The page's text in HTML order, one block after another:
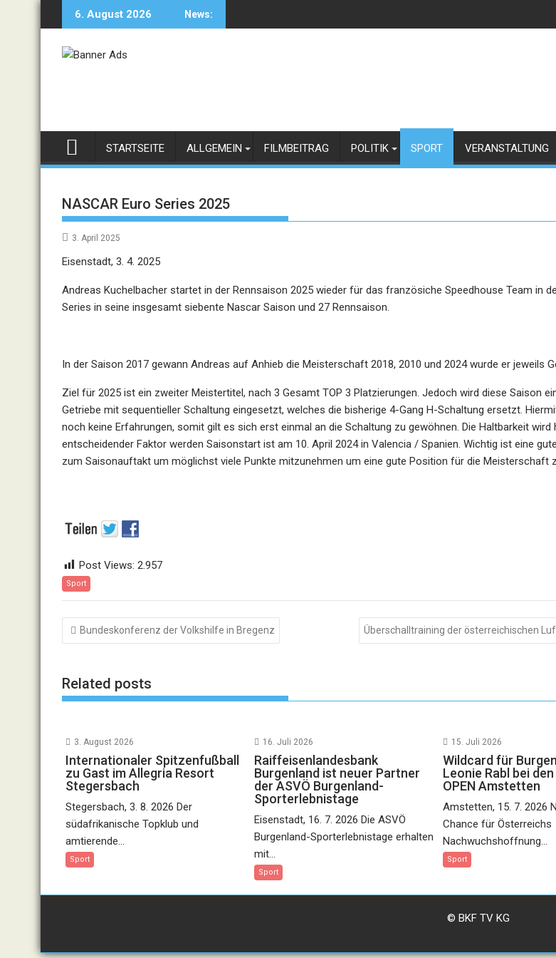
6. August 2026 News:
STARTSEITE ALLGEMEIN FILMBEITRAG POLITIK SPORT VERANSTALTUNG
NASCAR Euro Series 2025
3. April 2025
Eisenstadt, 3. 4. 2025
Andreas Kuchelbacher startet in der Rennsaison 2025 wieder für das französiche Speedhouse Team in
Series in seine insgesamt siebente Nascar Saison und 27 Rennsaison.
In der Saison 2017 gewann Andreas auf Anhieb die Meisterschaft 2018, 2010 und 2024 wurde er jeweils
Ziel für 2025 ist ein zweiter Meistertitel, nach 3 Gesamt TOP 3 Platzierungen. Jedoch wird diese Saison
Getriebe mit sequentieller Schaltung eingesetzt, welches die bisherige 4-Gang H-Schaltung ersetzt.
noch keine Erfahrungen, somit gilt es sich erst einmal an die Schaltung zu gewöhnen. Die Haltbarkeit wird
entscheidender Faktor werden Saisonstart ist am 10. April 2024 in Valencia / Spanien. Wichtig ist eine
zum Saisonauftakt um möglichst viele Punkte mitzunehmen um eine gute Position für die Meisterschaft
Post Views: 2.957
Sport
Beitragsnavigation
Bundeskonferenz der Volkshilfe in Bregenz Überschalltraining der österreichischen
Related posts
3. August 2026
Internationaler Spitzenfußball
zu Gast im Allegria Resort
Stegersbach
Stegersbach, 3. 8. 2026 Der
südafrikanische Topklub und
amtierende...
Sport
16. Juli 2026
Raiffeisenlandesbank
Burgenland ist neuer Partner
der ASVÖ Burgenland-
Sporterlebnistage
Eisenstadt, 16. 7. 2026 Die ASVÖ
Burgenland-Sporterlebnistage erhalten
mit...
Sport
15. Juli 2026
Wildcard für
Leonie Rabl bei den
OPEN Amstetten
Amstetten, 15. 7. 2026
Chance für Österreichs
Nachwuchshoffnung...
Sport
© BKF TV KG